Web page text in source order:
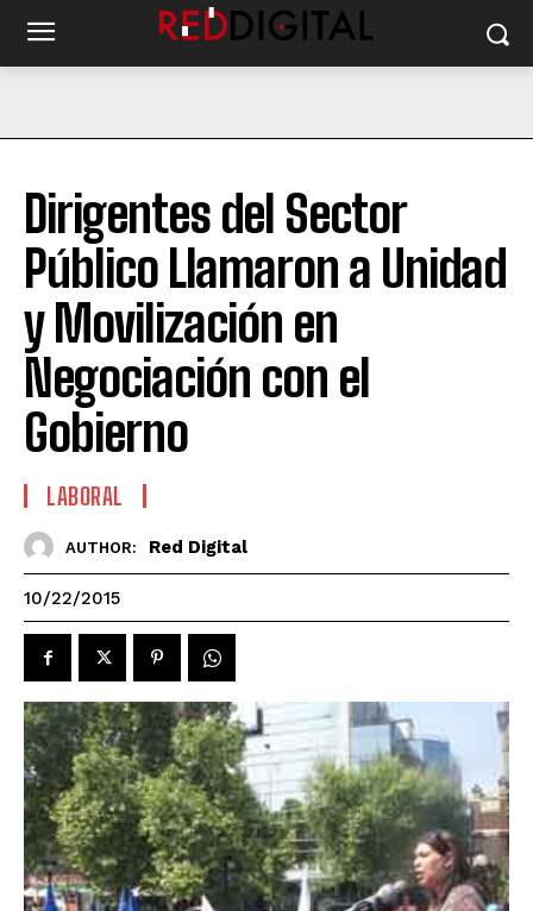
Dirigentes del Sector
Público Llamaron a Unidad
y Movilización en
Negociación con el
Gobierno
LABORAL
AUTHOR: Red Digital
10/22/2015